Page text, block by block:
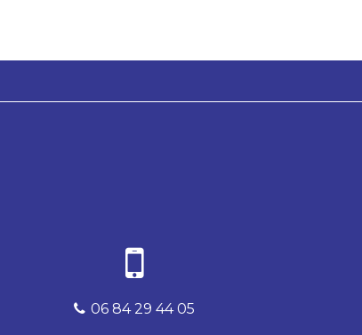
06 84 29 44 05